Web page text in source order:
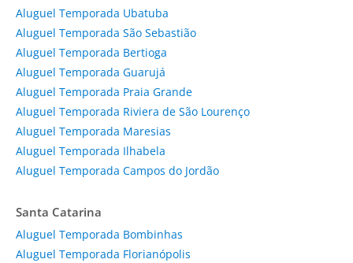
Aluguel Temporada Ubatuba
Aluguel Temporada São Sebastião
Aluguel Temporada Bertioga
Aluguel Temporada Guarujá
Aluguel Temporada Praia Grande
Aluguel Temporada Riviera de São Lourenço
Aluguel Temporada Maresias
Aluguel Temporada Ilhabela
Aluguel Temporada Campos do Jordão
Santa Catarina
Aluguel Temporada Bombinhas
Aluguel Temporada Florianópolis